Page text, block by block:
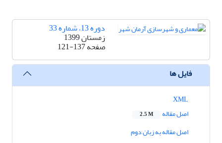
دوره 13، شماره 33
زمستان 1399
صفحه121-137
فایل ها
اصل مقاله
2.5 M
اصل مقاله به زبان دوم